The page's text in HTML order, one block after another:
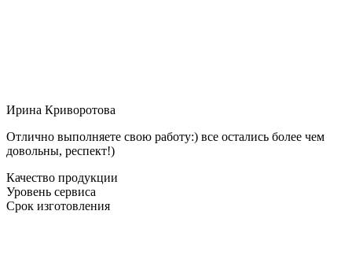
Ирина Криворотова
Отлично выполняете свою работу:) все остались более чем
довольны, респект!)
Качество продукции
Уровень сервиса
Срок изготовления